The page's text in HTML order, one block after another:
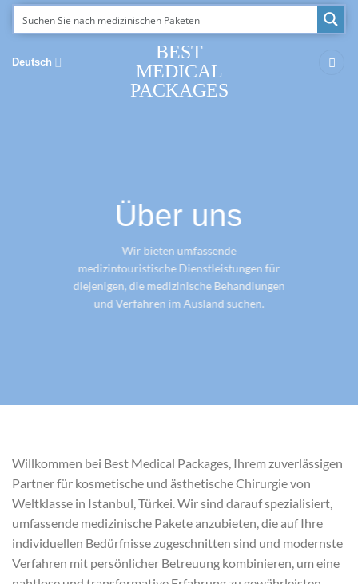
Zum
Inhalt
BEST
MEDICAL
PACKAGES
Deutsch
Über uns
Wir bieten umfassende
medizintouristische Dienstleistungen für
diejenigen, die medizinische Behandlungen
und Verfahren im Ausland suchen.
Willkommen bei Best Medical Packages, Ihrem zuverlässigen
Partner für kosmetische und ästhetische Chirurgie von
Weltklasse in Istanbul, Türkei. Wir sind darauf spezialisiert,
umfassende medizinische Pakete anzubieten, die auf Ihre
individuellen Bedürfnisse zugeschnitten sind und modernste
Verfahren mit persönlicher Betreuung kombinieren, um eine